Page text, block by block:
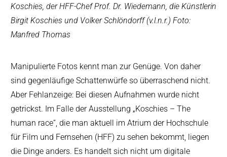
Koschies, der HFF-Chef Prof. Dr. Wiedemann, die Künstlerin
Birgit Koschies und Volker Schlöndorff (v.l.n.r.) Foto:
Manfred Thomas
Manipulierte Fotos kennt man zur Genüge. Von daher
sind gegenläufige Schattenwürfe so überraschend nicht.
Aber Fehlanzeige: Bei diesen Aufnahmen wurde nicht
getrickst. Im Falle der Ausstellung „Koschies – The
human race“, die man aktuell im Atrium der Hochschule
für Film und Fernsehen (HFF) zu sehen bekommt, liegen
die Dinge anders. Es handelt sich nicht um digitale